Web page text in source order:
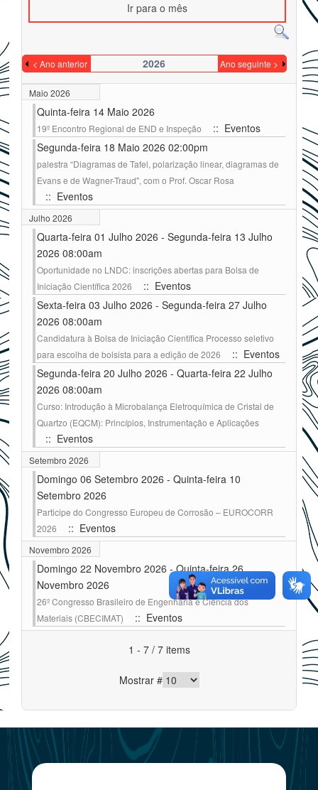
Ir para o mês
< Ano anterior 2026 Ano seguinte >
Maio 2026
Quinta-feira 14 Maio 2026
19º Encontro Regional de END e Inspeção
:: Eventos
Segunda-feira 18 Maio 2026 02:00pm
palestra “Diagramas de Tafel, polarização linear, diagramas de
Evans e de Wagner-Traud", com o Prof. Oscar Rosa
:: Eventos
Julho 2026
Quarta-feira 01 Julho 2026 - Segunda-feira 13 Julho
2026 08:00am
Oportunidade no LNDC: inscrições abertas para Bolsa de
Iniciação Científica 2026
:: Eventos
Sexta-feira 03 Julho 2026 - Segunda-feira 27 Julho
2026 08:00am
Candidatura à Bolsa de Iniciação Científica Processo seletivo
para escolha de bolsista para a edição de 2026
:: Eventos
Segunda-feira 20 Julho 2026 - Quarta-feira 22 Julho
2026 08:00am
Curso: Introdução à Microbalança Eletroquímica de Cristal de
Quartzo (EQCM): Princípios, Instrumentação e Aplicações
:: Eventos
Setembro 2026
Domingo 06 Setembro 2026 - Quinta-feira 10
Setembro 2026
Participe do Congresso Europeu de Corrosão – EUROCORR
2026
:: Eventos
Novembro 2026
Domingo 22 Novembro 2026 - Quinta-feira 26
Novembro 2026
26º Congresso Brasileiro de Engenharia e Ciência dos
Materiais (CBECIMAT)
:: Eventos
Pagination List Limit
1 - 7 / 7 items
Mostrar #